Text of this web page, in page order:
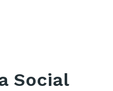
Social